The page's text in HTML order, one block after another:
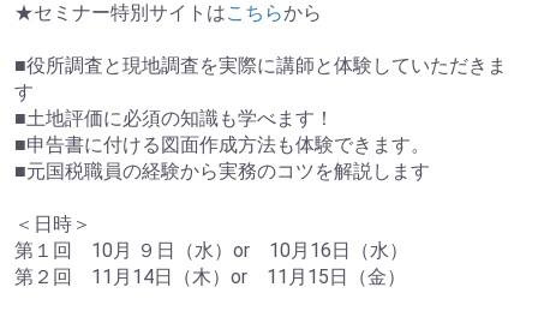
★セミナー特別サイトはこちらから
■役所調査と現地調査を実際に講師と体験していただきま
す
■土地評価に必須の知識も学べます！
■申告書に付ける図面作成方法も体験できます。
■元国税職員の経験から実務のコツを解説します
＜日時＞
第１回 10月 ９日（水）or 10月16日（水）
第２回 11月14日（木）or 11月15日（金）